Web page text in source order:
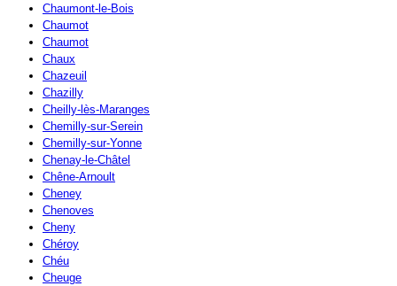
Chaumont-le-Bois
Chaumot
Chaumot
Chaux
Chazeuil
Chazilly
Cheilly-lès-Maranges
Chemilly-sur-Serein
Chemilly-sur-Yonne
Chenay-le-Châtel
Chêne-Arnoult
Cheney
Chenoves
Cheny
Chéroy
Chéu
Cheuge